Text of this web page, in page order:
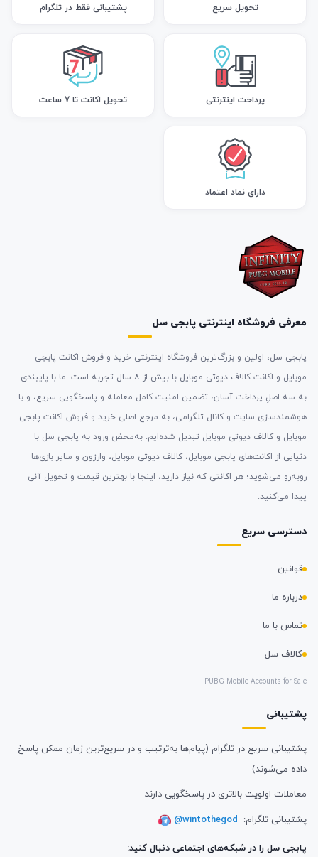
تحویل سریع پشتیبانی فقط در تلگرام
پرداخت اینترنتی تحویل اکانت تا 7 ساعت
دارای نماد اعتماد
معرفی فروشگاه اینترنتی پابجی سل
پابجی سل، اولین و بزرگ‌ترین فروشگاه اینترنتی خرید و فروش اکانت پابجی
موبایل و اکانت کالاف دیوتی موبایل با بیش از ۸ سال تجربه است. ما با پایبندی
به سه اصلِ پرداخت آسان، تضمین امنیت کامل معامله و پاسخگویی سریع، و با
هوشمندسازی سایت و کانال تلگرامی، به مرجع اصلی خرید و فروش اکانت پابجی
موبایل و کالاف دیوتی موبایل تبدیل شده‌ایم. به‌محض ورود به پابجی سل با
دنیایی از اکانت‌های پابجی موبایل، کالاف دیوتی موبایل، وارزون و سایر بازی‌ها
روبه‌رو می‌شوید؛ هر اکانتی که نیاز دارید، اینجا با بهترین قیمت و تحویل آنی
پیدا می‌کنید.
دسترسی سریع
قوانین
درباره ما
تماس با ما
کالاف سل
PUBG Mobile Accounts for Sale
پشتیبانی
پشتیبانی سریع در تلگرام (پیام‌ها به‌ترتیب و در سریع‌ترین زمان ممکن پاسخ
داده می‌شوند)
معاملات اولویت بالاتری در پاسخگویی دارند
پشتیبانی تلگرام: @wintothegod
پابجی سل را در شبکه‌های اجتماعی دنبال کنید: